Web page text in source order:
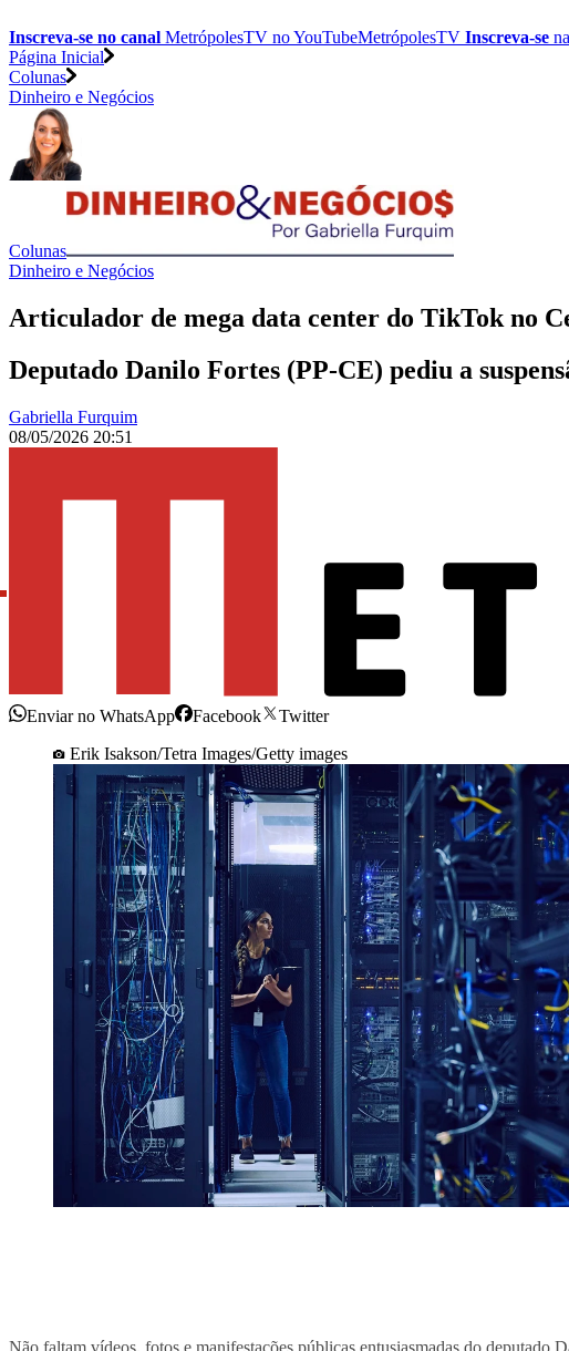
Inscreva-se no canal MetrópolesTV noYouTubeMetrópolesTV Inscreva-se
Página Inicial
Colunas
Dinheiro e Negócios
Colunas
Dinheiro e Negócios
Articulador de mega data center do TikTok no
Deputado Danilo Fortes (PP-CE) pediu a
Gabriella Furquim
08/05/2026 20:51
Enviar no WhatsApp Facebook
Twitter
Erik Isakson/Tetra Images/Getty images